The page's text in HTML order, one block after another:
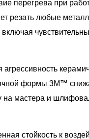
перегрева при
резать любые
агрессивность
формы 3M™
на мастера и
стойкость к